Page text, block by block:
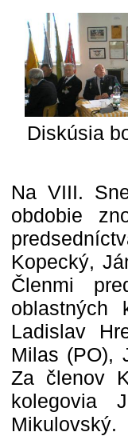
Diskúsia
Na VIII.
obdobie
Kopecký,
Členmi
Ladislav
Milas (PO),
Za členov
kolegovia
Mikulovský.